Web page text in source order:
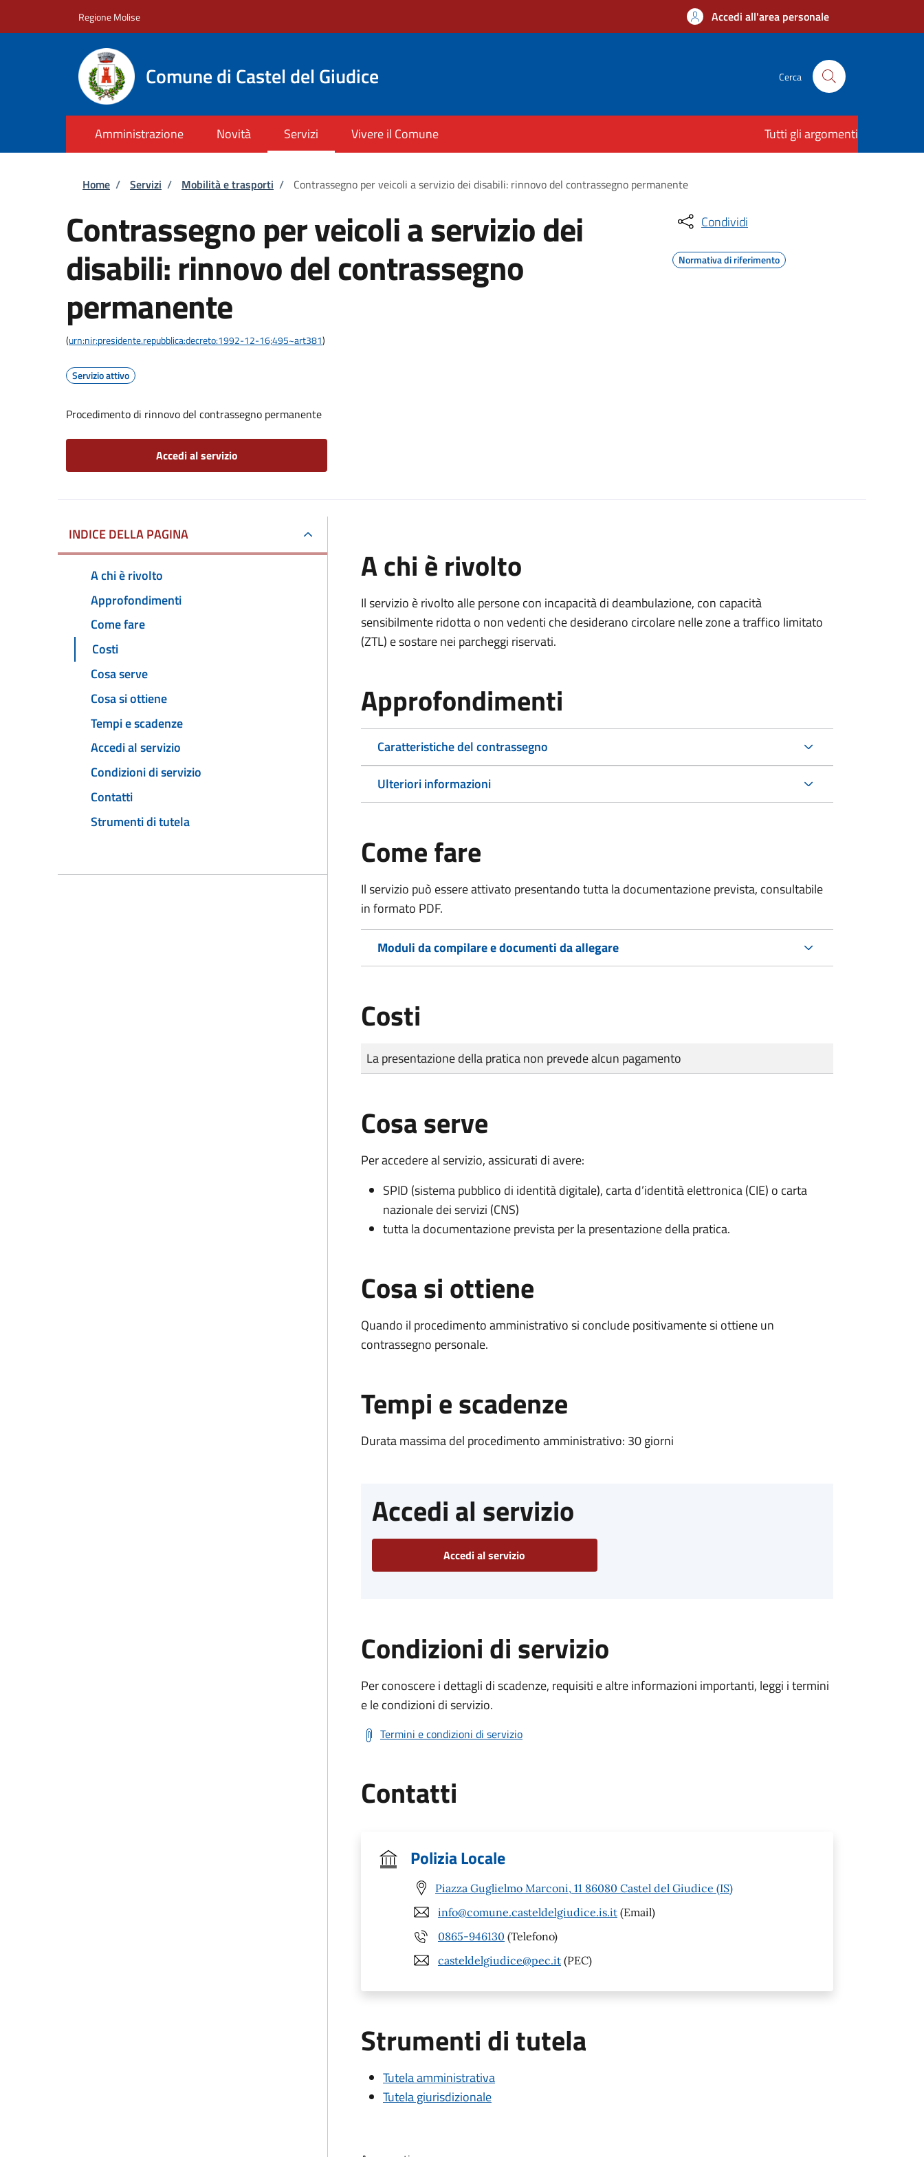
Regione Molise Accedi all'area personale
Comune di Castel del Giudice Cerca
Amministrazione Novità Servizi Vivere il Comune Tutti gli argomenti
Briciole di pane
Home / Servizi / Mobilità e trasporti / Contrassegno per veicoli a servizio dei disabili: rinnovo del contrassegno permanente
Contrassegno per veicoli a servizio dei
disabili: rinnovo del contrassegno
permanente
(urn:nir:presidente.repubblica:decreto:1992-12-16;495~art381)
Servizio attivo
Procedimento di rinnovo del contrassegno permanente
Accedi al servizio
Condividi
Normativa di riferimento
INDICE DELLA PAGINA
A chi è rivolto
Approfondimenti
Come fare
Costi
Cosa serve
Cosa si ottiene
Tempi e scadenze
Accedi al servizio
Condizioni di servizio
Contatti
Strumenti di tutela
A chi è rivolto
Il servizio è rivolto alle persone con incapacità di deambulazione, con capacità
sensibilmente ridotta o non vedenti che desiderano circolare nelle zone a traffico limitato
(ZTL) e sostare nei parcheggi riservati.
Approfondimenti
Caratteristiche del contrassegno
Ulteriori informazioni
Come fare
Il servizio può essere attivato presentando tutta la documentazione prevista, consultabile
in formato PDF.
Moduli da compilare e documenti da allegare
Costi
Tipo di pagamento
Importo
La presentazione della pratica non prevede alcun pagamento
Cosa serve
Per accedere al servizio, assicurati di avere:
SPID (sistema pubblico di identità digitale), carta d’identità elettronica (CIE) o carta
nazionale dei servizi (CNS)
tutta la documentazione prevista per la presentazione della pratica.
Cosa si ottiene
Quando il procedimento amministrativo si conclude positivamente si ottiene un
contrassegno personale.
Tempi e scadenze
Durata massima del procedimento amministrativo: 30 giorni
Accedi al servizio
Accedi al servizio
Condizioni di servizio
Per conoscere i dettagli di scadenze, requisiti e altre informazioni importanti, leggi i termini
e le condizioni di servizio.
Termini e condizioni di servizio
Contatti
Polizia Locale
Piazza Guglielmo Marconi, 11 86080 Castel del Giudice (IS)
info@comune.casteldelgiudice.is.it (Email)
0865-946130 (Telefono)
casteldelgiudice@pec.it (PEC)
Strumenti di tutela
Tutela amministrativa
Tutela giurisdizionale